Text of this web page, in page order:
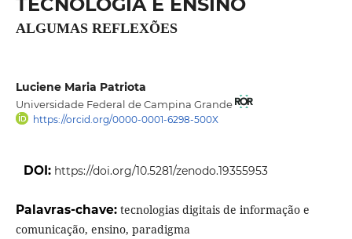
ALGUMAS REFLEXÕES
Luciene Maria Patriota
Universidade Federal de Campina Grande
https://orcid.org/0000-0001-6298-500X
DOI: https://doi.org/10.5281/zenodo.19355953
Palavras-chave: tecnologias digitais de informação e
comunicação, ensino, paradigma